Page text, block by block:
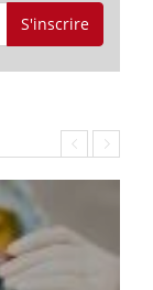
S'inscrire